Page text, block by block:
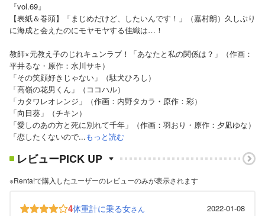
『vol.69』
【表紙＆巻頭】「まじめだけど、したいんです！」（嘉村朗）久しぶり
に海成と会えたのにモヤモヤする佳織は…！
教師×元教え子のじれキュンラブ！「あなたと私の関係は？」（作画：
平井るな・原作：水川サキ）
「その笑顔好きじゃない」（駄犬ひろし）
「高嶺の花男くん」（ココハル）
「カタワレオレンジ」（作画：内野タカラ・原作：彩）
「向日葵」（チキン）
「愛しのあの方と死に別れて千年」（作画：羽おり・原作：夕凪ゆな）
「恋したくないので...もっと読む
レビューPICK UP
※Renta!で購入したユーザーのレビューのみが表示されます
4体重計に乗る女さん
2022-01-08